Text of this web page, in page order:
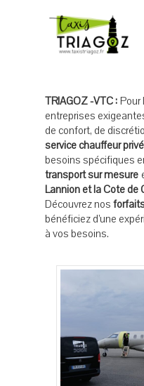
TRIAGOZ -VTC : Pour
entreprises
de confort, de
service chauffeur
besoins spécifiques
transport sur mesure
Lannion et la Cote de
Découvrez nos
bénéficiez d’une
à vos besoins.